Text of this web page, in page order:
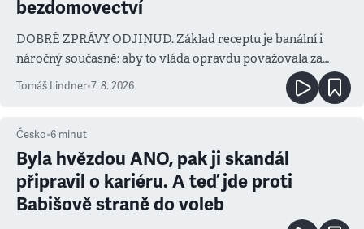
bezdomovectví
DOBRÉ ZPRÁVY ODJINUD. Základ receptu je banální i
náročný současně: aby to vláda opravdu považovala za
prioritu
Tomáš Lindner•7. 8. 2026
Česko•6 minut
Byla hvězdou ANO, pak ji skandál
připravil o kariéru. A teď jde proti
Babišově straně do voleb